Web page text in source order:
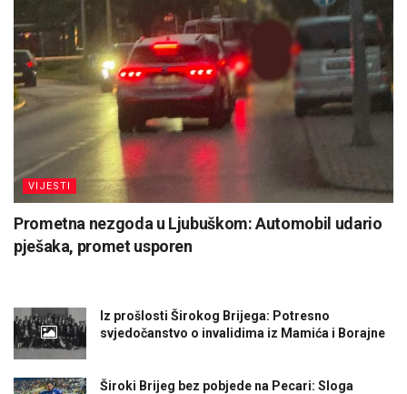
VIJESTI
Prometna nezgoda u Ljubuškom: Automobil udario
pješaka, promet usporen
Iz prošlosti Širokog Brijega: Potresno
svjedočanstvo o invalidima iz Mamića i Borajne
Široki Brijeg bez pobjede na Pecari: Sloga